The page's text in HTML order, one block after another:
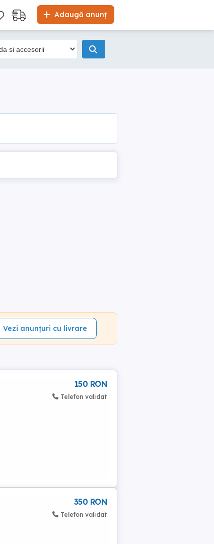
Adaugă anunț
Vezi anunțuri cu livrare
150 RON
Telefon validat
350 RON
Telefon validat